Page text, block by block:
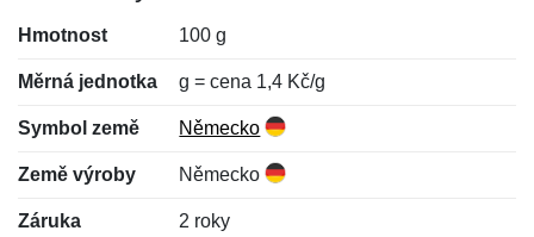
Hmotnost 100 g
Měrná jednotka g = cena 1,4 Kč/g
Symbol země Německo
Země výroby Německo
Záruka 2 roky